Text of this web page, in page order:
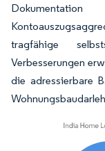
tragfähige
Verbesserungen
die adressierbare